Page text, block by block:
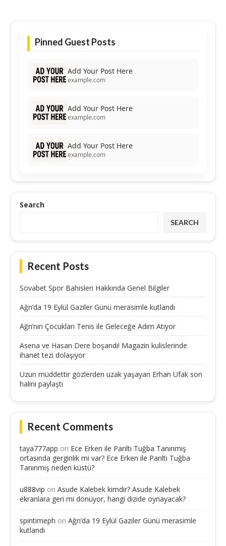
Pinned Guest Posts
Add Your Post Here
example.com
Add Your Post Here
example.com
Add Your Post Here
example.com
Search
SEARCH
Recent Posts
Sovabet Spor Bahisleri Hakkında Genel Bilgiler
Ağrı’da 19 Eylül Gaziler Günü merasimle kutlandı
Ağrı’nın Çocukları Tenis ile Geleceğe Adım Atıyor
Asena ve Hasan Dere boşandı! Magazin kulislerinde
ihanet tezi dolaşıyor
Uzun müddettir gözlerden uzak yaşayan Erhan Ufak son
halini paylaştı
Recent Comments
taya777app on Ece Erken ile Parıltı Tuğba Tanınmış
ortasında gerginlik mi var? Ece Erken ile Parıltı Tuğba
Tanınmış neden küstü?
u888vip on Asude Kalebek kimdir? Asude Kalebek
ekranlara geri mi dönüyor, hangi dizide oynayacak?
spintimeph on Ağrı’da 19 Eylül Gaziler Günü merasimle
kutlandı